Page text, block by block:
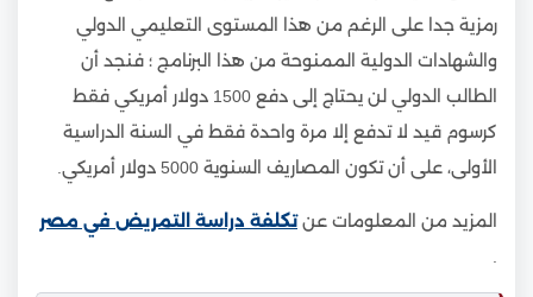
رمزية جدا على الرغم من هذا المستوى التعليمي الدولي
والشهادات الدولية الممنوحة من هذا البرنامج ؛ فنجد أن
الطالب الدولي لن يحتاج إلى دفع 1500 دولار أمريكي فقط
كرسوم قيد لا تدفع إلا مرة واحدة فقط في السنة الدراسية
الأولى، على أن تكون المصاريف السنوية 5000 دولار أمريكي.
المزيد من المعلومات عنتكلفة دراسة التمريض في مصر